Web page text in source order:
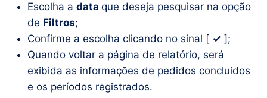
Escolha a data que deseja pesquisar na opção
de Filtros;
Confirme a escolha clicando no sinal [ ✓ ];
Quando voltar a página de relatório, será
exibida as informações de pedidos concluidos
e os períodos registrados.